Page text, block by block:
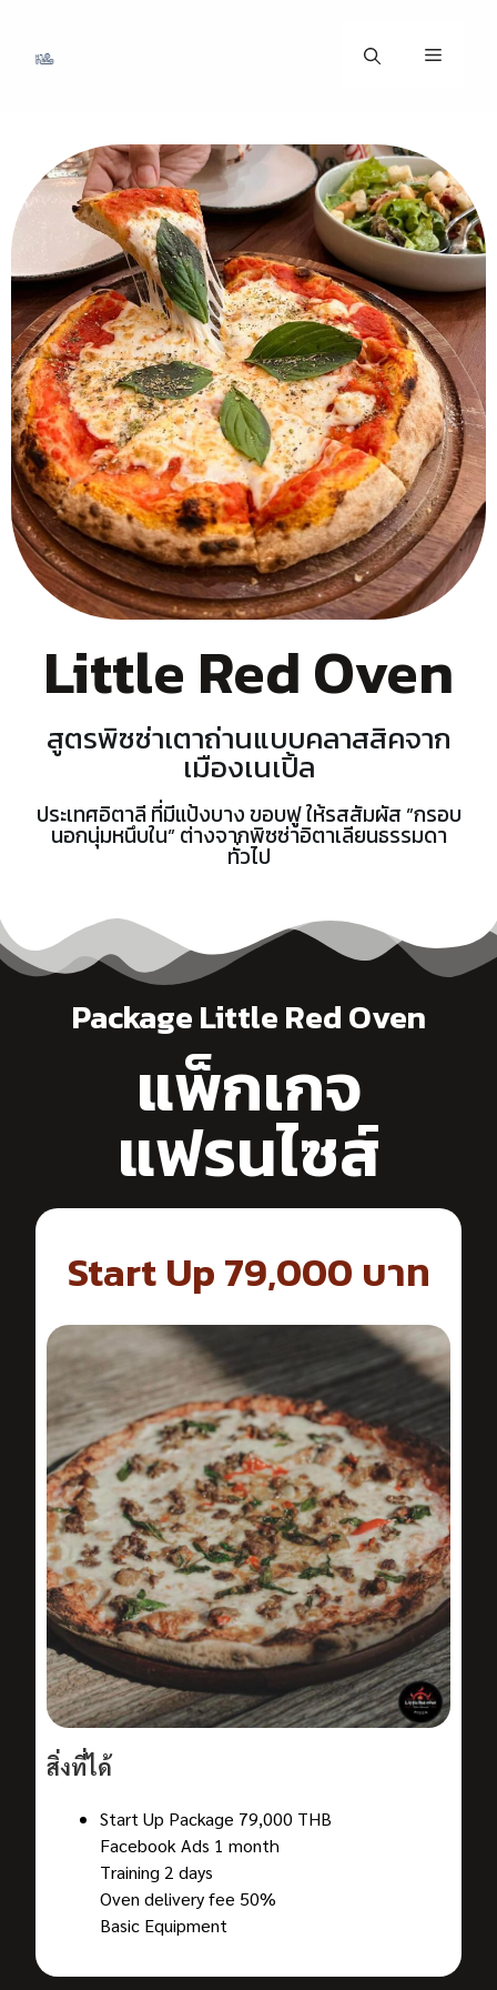
Little Red Oven
สูตรพิซซ่าเตาถ่านแบบคลาสสิคจาก
เมืองเนเปิ้ล
ประเทศอิตาลี ที่มีแป้งบาง ขอบฟู ให้รสสัมผัส ”กรอบ
นอกนุ่มหนึบใน” ต่างจากพิซซ่าอิตาเลียนธรรมดา
ทั่วไป
Package Little Red Oven
แพ็กเกจ
แฟรนไซส์
Start Up 79,000 บาท
สิ่งที่ได้
Start Up Package 79,000 THB
Facebook Ads 1 month
Training 2 days
Oven delivery fee 50%
Basic Equipment